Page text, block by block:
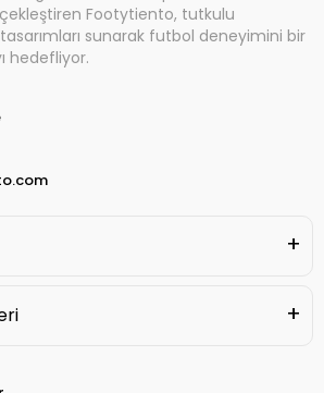
Footytiento, tutkulu
sunarak futbol deneyimini bir
hedefliyor.